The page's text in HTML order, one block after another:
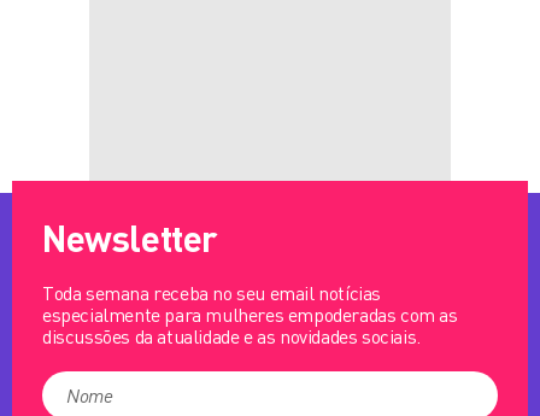
Newsletter
Toda semana receba no seu email notícias
especialmente para mulheres empoderadas com as
discussões da atualidade e as novidades sociais.